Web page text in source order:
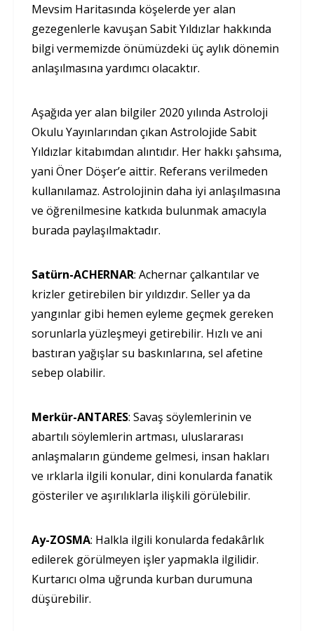
Mevsim Haritasında köşelerde yer alan
gezegenlerle kavuşan Sabit Yıldızlar hakkında
bilgi vermemizde önümüzdeki üç aylık dönemin
anlaşılmasına yardımcı olacaktır.
Aşağıda yer alan bilgiler 2020 yılında Astroloji
Okulu Yayınlarından çıkan Astrolojide Sabit
Yıldızlar kitabımdan alıntıdır. Her hakkı şahsıma,
yani Öner Döşer’e aittir. Referans verilmeden
kullanılamaz. Astrolojinin daha iyi anlaşılmasına
ve öğrenilmesine katkıda bulunmak amacıyla
burada paylaşılmaktadır.
Satürn-ACHERNAR: Achernar çalkantılar ve
krizler getirebilen bir yıldızdır. Seller ya da
yangınlar gibi hemen eyleme geçmek gereken
sorunlarla yüzleşmeyi getirebilir. Hızlı ve ani
bastıran yağışlar su baskınlarına, sel afetine
sebep olabilir.
Merkür-ANTARES: Savaş söylemlerinin ve
abartılı söylemlerin artması, uluslararası
anlaşmaların gündeme gelmesi, insan hakları
ve ırklarla ilgili konular, dini konularda fanatik
gösteriler ve aşırılıklarla ilişkili görülebilir.
Ay-ZOSMA: Halkla ilgili konularda fedakârlık
edilerek görülmeyen işler yapmakla ilgilidir.
Kurtarıcı olma uğrunda kurban durumuna
düşürebilir.